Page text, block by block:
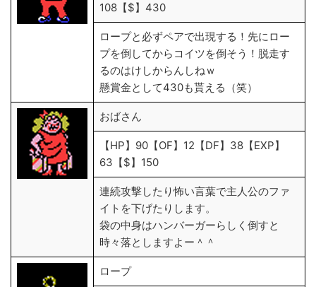
108【$】430
ロープと必ずペアで出現する！先にロー
プを倒してからコイツを倒そう！脱走す
るのはけしからんしねｗ
懸賞金として430も貰える（笑）
おばさん
【HP】90【OF】12【DF】38【EXP】
63【$】150
連続攻撃したり怖い言葉で主人公のファ
イトを下げたりします。
袋の中身はハンバーガーらしく倒すと
時々落としますよー＾＾
ロープ